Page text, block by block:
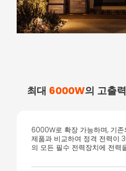
최대 6000W의 고출
6000W로 확장 가능하며, 기
제품과 비교하여 정격 전력이
의 모든 필수 전력장치에 전력